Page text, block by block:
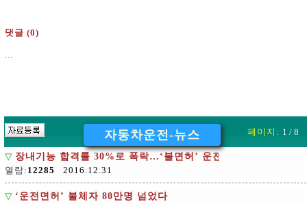
댓글 (0)
...
자동차운전-뉴스 페이지: 1 / 8
▽ 장내기능 합격률 30%로 폭락…‘불면허’ 운전시험 일주일
열람: 12285 2016.12.31
▽ ‘운전면허’ 불체자 80만명 넘었다